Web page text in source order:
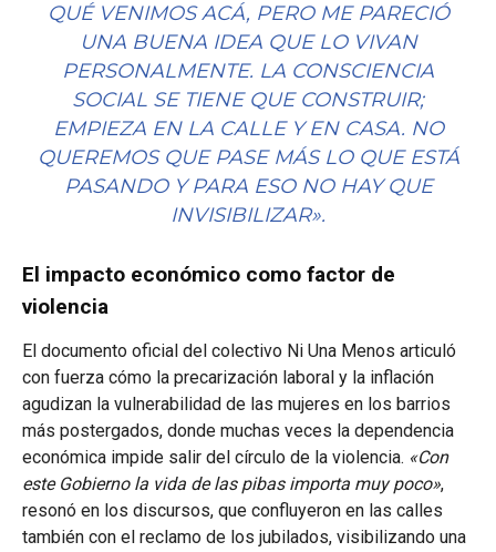
QUÉ VENIMOS ACÁ, PERO ME PARECIÓ
UNA BUENA IDEA QUE LO VIVAN
PERSONALMENTE. LA CONSCIENCIA
SOCIAL SE TIENE QUE CONSTRUIR;
EMPIEZA EN LA CALLE Y EN CASA. NO
QUEREMOS QUE PASE MÁS LO QUE ESTÁ
PASANDO Y PARA ESO NO HAY QUE
INVISIBILIZAR».
El impacto económico como factor de
violencia
El documento oficial del colectivo Ni Una Menos articuló
con fuerza cómo la precarización laboral y la inflación
agudizan la vulnerabilidad de las mujeres en los barrios
más postergados, donde muchas veces la dependencia
económica impide salir del círculo de la violencia. «Con
este Gobierno la vida de las pibas importa muy poco»,
resonó en los discursos, que confluyeron en las calles
también con el reclamo de los jubilados, visibilizando una